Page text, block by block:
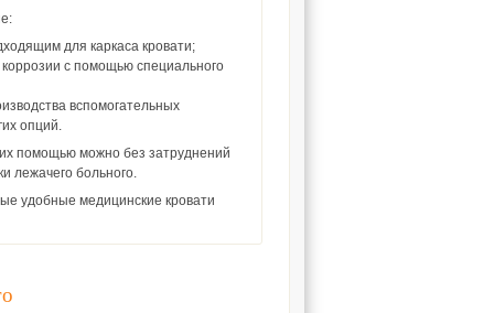
для каркаса кровати;
с помощью специального
вспомогательных
опций.
помощью можно без затруднений
лежачего больного.
удобные медицинские кровати